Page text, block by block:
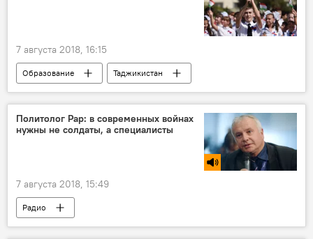
7 августа 2018, 16:15
Образование
Таджикистан
Все новости
Политолог Рар: в современных войнах
нужны не солдаты, а специалисты
7 августа 2018, 15:49
Радио